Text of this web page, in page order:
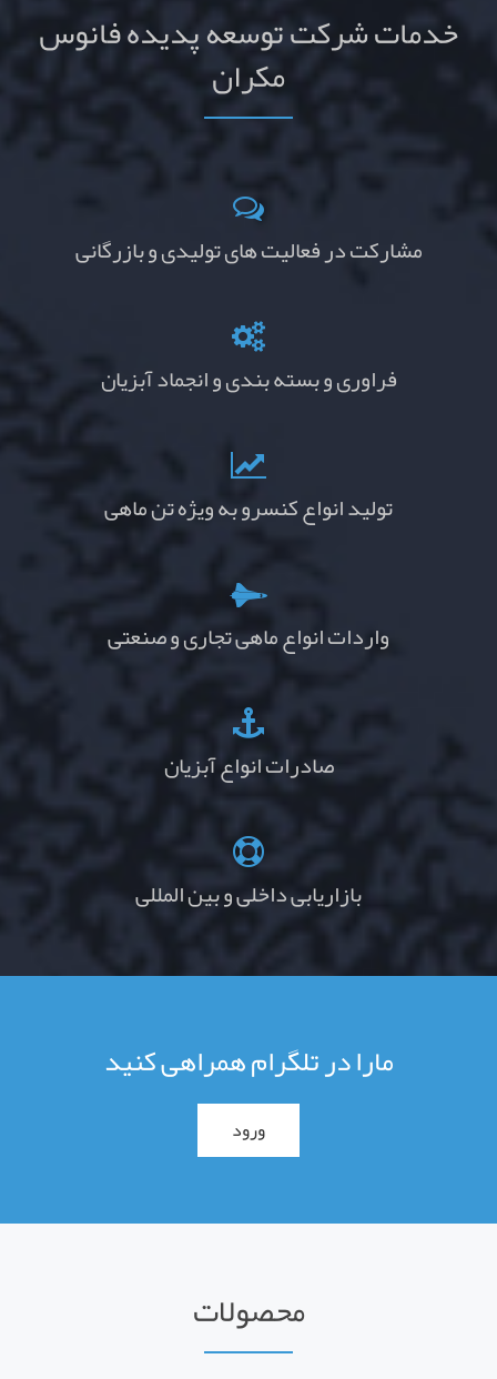
خدمات شرکت توسعه پدیده فانوس
مکران
مشارکت در فعالیت های تولیدی و بازرگانی
فراوری و بسته بندی و انجماد آبزیان
تولید انواع کنسرو به ویژه تن ماهی
واردات انواع ماهی تجاری و صنعتی
صادرات انواع آبزیان
بازاریابی داخلی و بین المللی
مارا در تلگرام همراهی کنید
ورود
محصولات